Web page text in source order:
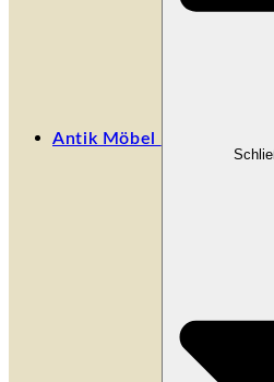
Antik Möbel